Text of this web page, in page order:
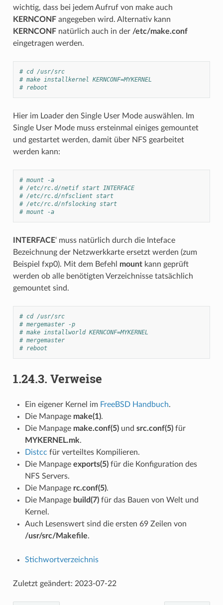
wichtig, dass bei jedem Aufruf von make auch
KERNCONFangegeben wird. Alternativ kann
KERNCONFnatürlich auch in der /etc/make.conf
eingetragen werden.
# cd /usr/src
# make installkernel KERNCONF=MYKERNEL
# reboot
Hier im Loader den Single User Mode auswählen. Im
Single User Mode muss ersteinmal einiges gemountet
und gestartet werden, damit über NFS gearbeitet
werden kann:
# mount -a
# /etc/rc.d/netif start INTERFACE
# /etc/rc.d/nfsclient start
# /etc/rc.d/nfslocking start
# mount -a
INTERFACE‘ muss natürlich durch die Inteface
Bezeichnung der Netzwerkkarte ersetzt werden (zum
Beispiel fxp0). Mit dem Befehl mountkann geprüft
werden ob alle benötigten Verzeichnisse tatsächlich
gemountet sind.
# cd /usr/src
# mergemaster -p
# make installworld KERNCONF=MYKERNEL
# mergemaster
# reboot
1.24.3. Verweise
Ein eigener Kernel im FreeBSD Handbuch.
Die Manpage make(1).
Die Manpage make.conf(5)und src.conf(5)für
MYKERNEL.mk.
Distcc für verteiltes Kompilieren.
Die Manpage exports(5)für die Konfiguration des
NFS Servers.
Die Manpage rc.conf(5).
Die Manpage build(7)für das Bauen von Welt und
Kernel.
Auch Lesenswert sind die ersten 69 Zeilen von
/usr/src/Makefile.
Stichwortverzeichnis
Zuletzt geändert: 2023-07-22